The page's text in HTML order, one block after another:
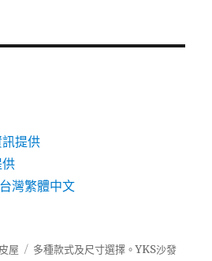
提供
灣繁體中文
屋 多種款式及尺寸選擇。YKS沙發